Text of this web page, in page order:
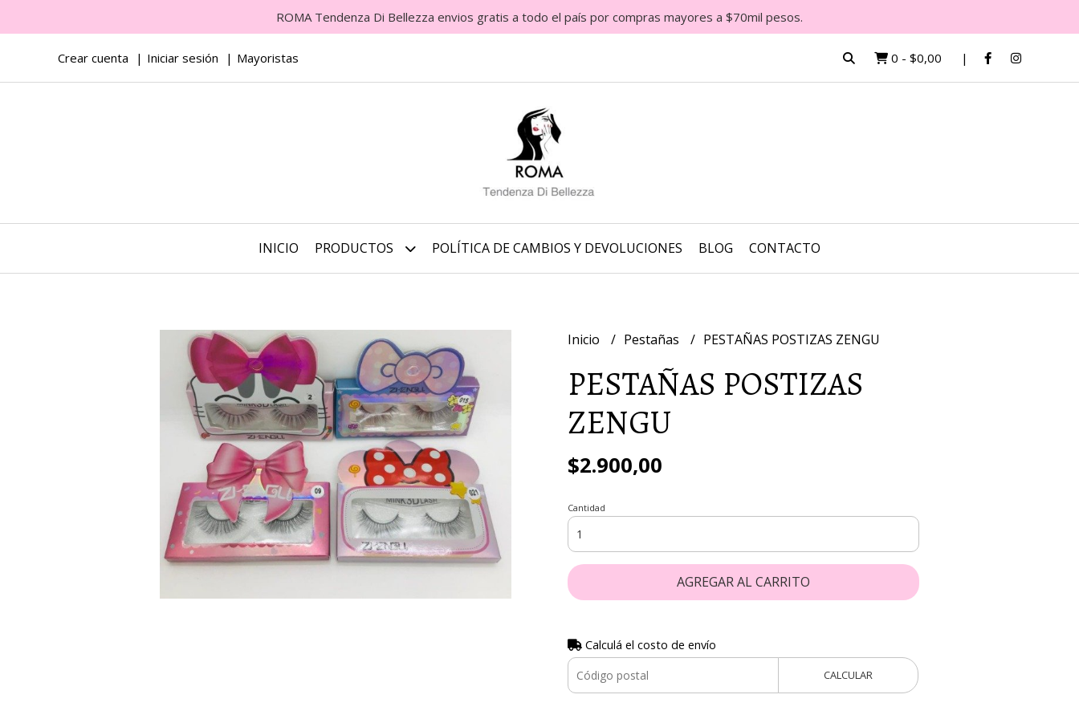
ROMA Tendenza Di Bellezza envios gratis a todo el país por compras mayores a $70mil pesos.
Crear cuenta Iniciar sesión Mayoristas 0 - $0,00
INICIO PRODUCTOS POLÍTICA DE CAMBIOS Y DEVOLUCIONES BLOG CONTACTO
Inicio Pestañas PESTAÑAS POSTIZAS ZENGU
PESTAÑAS POSTIZAS
ZENGU
$2.900,00
Cantidad
AGREGAR AL CARRITO
Calculá el costo de envío
CALCULAR